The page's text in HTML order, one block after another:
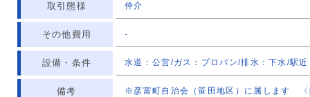
取引態様 仲介
その他費用 -
設備・条件 水道：公営/ガス：プロパン/排水：下水/駅近
備考 ※彦富町自治会（笹田地区）に属します